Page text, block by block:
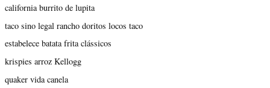
california burrito de lupita
taco sino legal rancho doritos locos taco
estabelece batata frita clássicos
krispies arroz Kellogg
quaker vida canela